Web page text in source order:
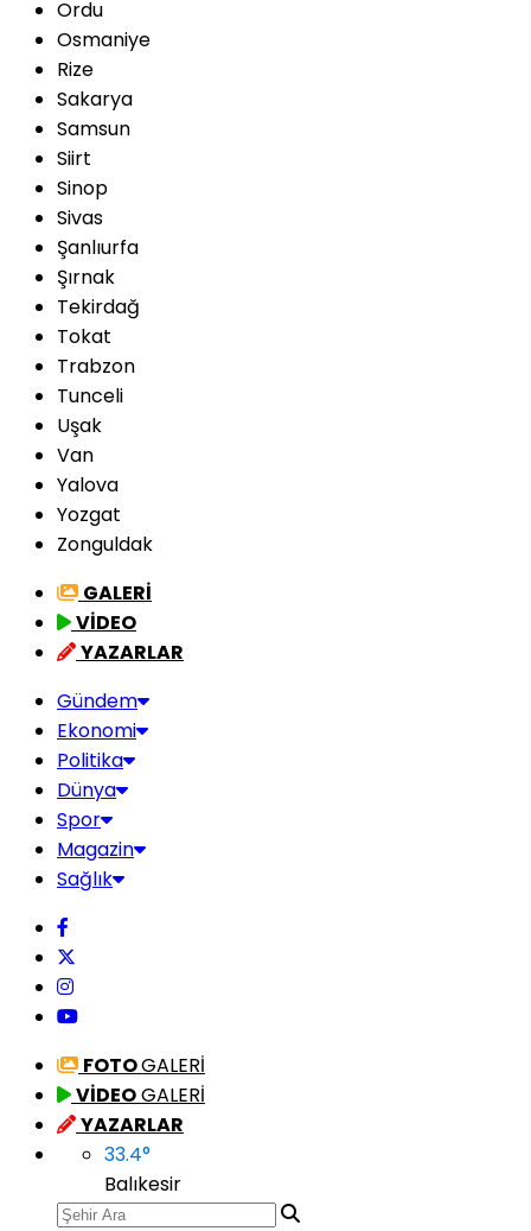
Ordu
Osmaniye
Rize
Sakarya
Samsun
Siirt
Sinop
Sivas
Şanlıurfa
Şırnak
Tekirdağ
Tokat
Trabzon
Tunceli
Uşak
Van
Yalova
Yozgat
Zonguldak
GALERİ
VİDEO
YAZARLAR
Gündem
Ekonomi
Politika
Dünya
Spor
Magazin
Sağlık
FOTOGALERİ
VİDEOGALERİ
YAZARLAR
33.4°
Balıkesir